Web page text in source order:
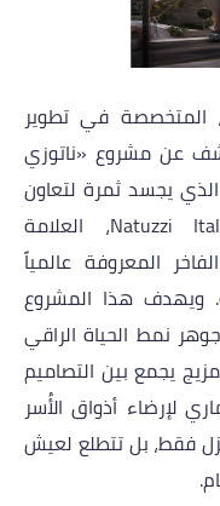
المتخصصة في تطوير
عن مشروع «ناتوزي
الذي يجسد ثمرة لتعاون
Natuzzi، العلامة
المعروفة عالمياً
ويهدف هذا المشروع
نمط الحياة الراقي
يجمع بين التصاميم
لإرضاء أذواق الأُسر
فقط، بل تتطلع لعيش